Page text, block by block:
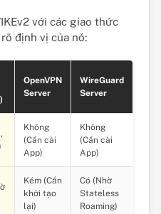
với các giao thức
định vị của nó:
OpenVPN
Server
WireGuard
Server
Không
(Cần cài
App)
Không
(Cần cài
App)
Kém (Cần
khởi tạo
lại)
Có (Nhờ
Stateless
Roaming)